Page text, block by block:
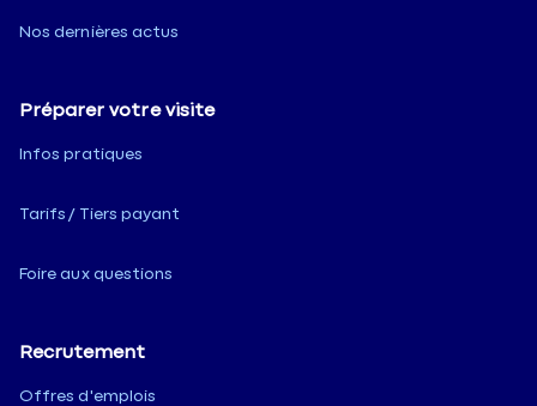
Nos dernières actus
Préparer votre visite
Infos pratiques
Tarifs / Tiers payant
Foire aux questions
Recrutement
Offres d'emplois